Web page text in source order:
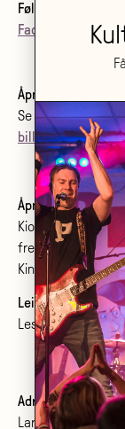
Følg oss:
Facebook
Åpningstider
Se åpningstider
Åpningstider kino:
Kiosken er åpen
frem til siste film
Kinoprogram:
Leie lokale?
Les om
Adresse:
Larvik kulturhus